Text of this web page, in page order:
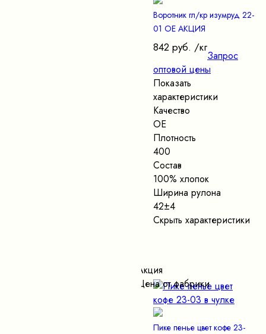
Воротник гл/кр изумруд 22-
01 ОЕ АКЦИЯ
842 руб. /кг
Запрос
оптовой цены
Показать
характеристики
Качество
ОЕ
Плотность
400
Состав
100% хлопок
Ширина рулона
42±4
Скрыть характеристики
Акция
Цена от фабрики
Пике пенье цвет кофе 23-